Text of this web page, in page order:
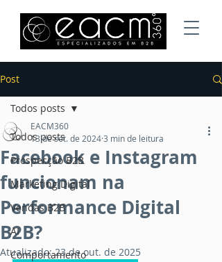
Post
Todos posts
Prospecção B2B
Marketing Digital
Vendas B2B
AI
Comportamento
Todos posts
Facebook e Instagram
funcionam na
Performance Digital
B2B?
EACM360
13 de set. de 20243 min de leitura
Atualizado:23 de out. de 2025